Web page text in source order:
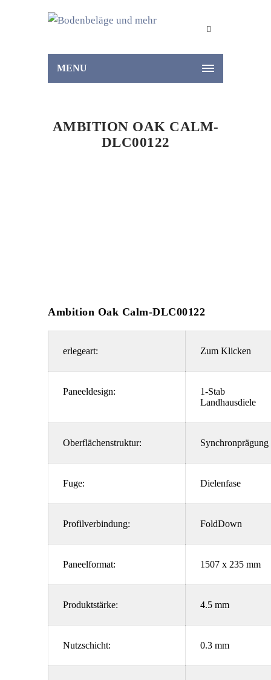
MENU
AMBITION OAK CALM-
DLC00122
Ambition Oak Calm-DLC00122
erlegeart: Zum Klicken
Paneeldesign:
1-Stab
Landhausdiele
Oberflächenstruktur: Synchronprägung
Fuge: Dielenfase
Profilverbindung: FoldDown
Paneelformat: 1507 x 235 mm
Produktstärke: 4.5 mm
Nutzschicht: 0.3 mm